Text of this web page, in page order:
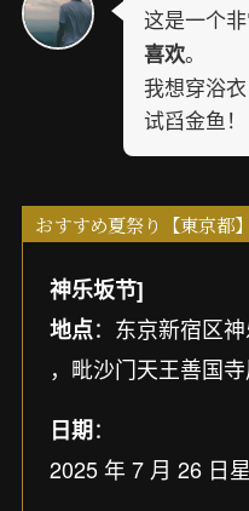
这是一个
喜欢。
我想穿浴
试舀金鱼！
おすすめ夏祭り【東京都】
神乐坂节]
地点：东京新宿区
，毗沙门天王善国
日期：
2025 年 7 月 26 日